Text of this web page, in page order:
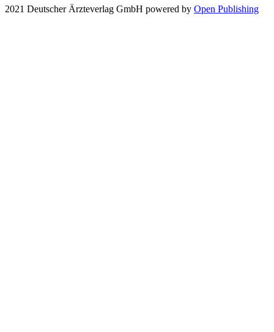
2021 Deutscher Ärzteverlag GmbH powered by Open Publishing